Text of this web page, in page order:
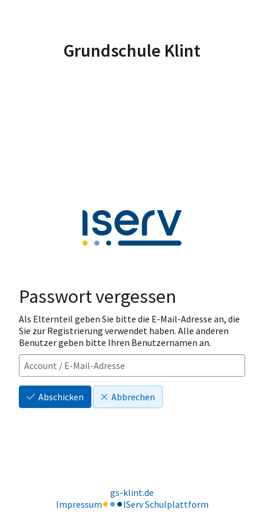
Grundschule Klint
Passwort vergessen
Als Elternteil geben Sie bitte die E-Mail-Adresse an, die
Sie zur Registrierung verwendet haben. Alle anderen
Benutzer geben bitte Ihren Benutzernamen an.
Abschicken Abbrechen
gs-klint.de
Impressum
IServ Schulplattform